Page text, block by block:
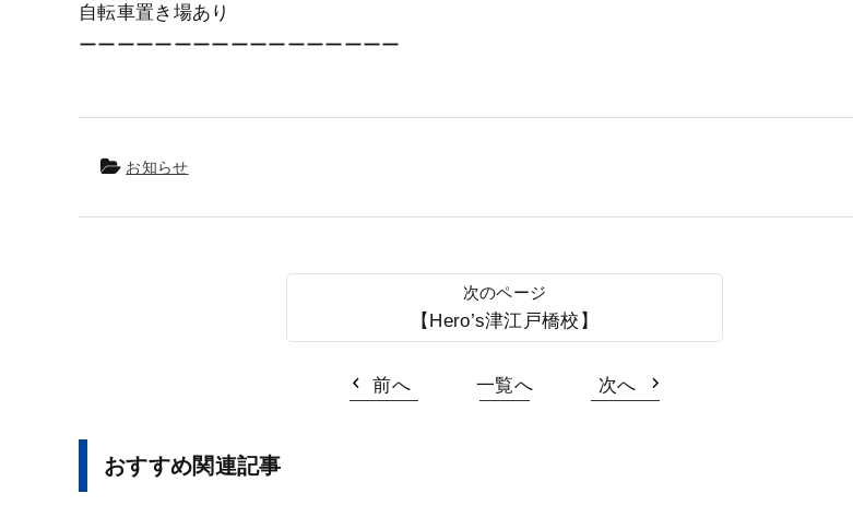
自転車置き場あり
ーーーーーーーーーーーーーーーーー
お知らせ
【Hero’s津江戸橋校】
前へ 一覧へ 次へ
おすすめ関連記事